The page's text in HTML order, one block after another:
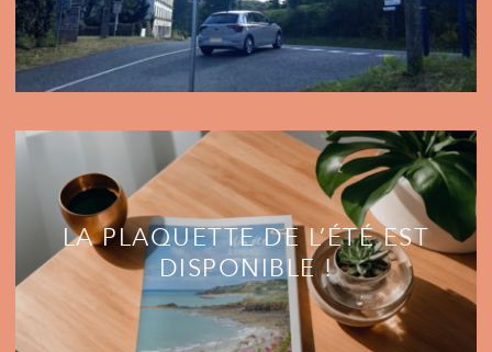
LA PLAQUETTE DE L’ÉTÉ EST
DISPONIBLE !